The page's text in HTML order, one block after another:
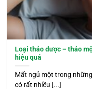
Loại thảo dược – thảo
hiệu quả
Mất ngủ một trong
có rất nhiều [...]